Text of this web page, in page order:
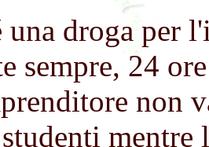
una droga per
sempre, 24
non